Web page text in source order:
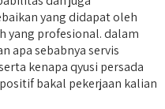
yang didapat oleh
yang profesional. dalam
apa sebabnya servis
kenapa qyusi persada
bakal pekerjaan kalian